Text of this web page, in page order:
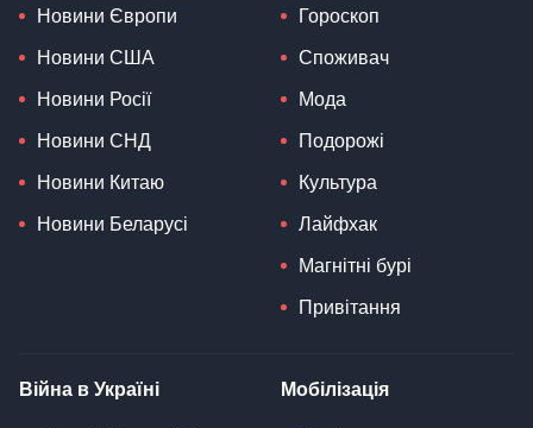
Новини Європи
Новини США
Новини Росії
Новини СНД
Новини Китаю
Новини Беларусі
Гороскоп
Споживач
Мода
Подорожі
Культура
Лайфхак
Магнітні бурі
Привітання
Війна в Україні Мобілізація